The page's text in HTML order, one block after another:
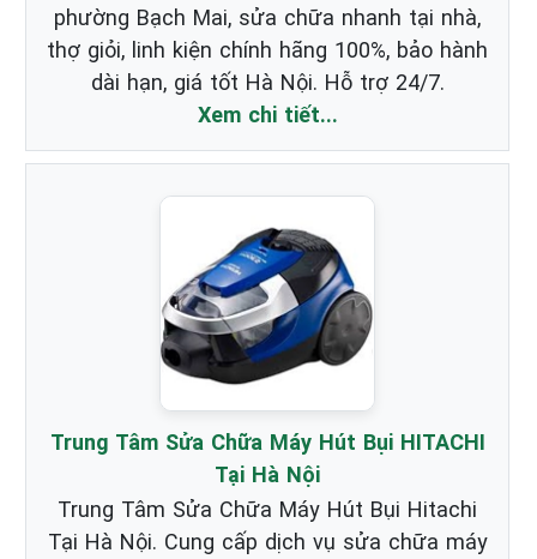
phường Bạch Mai, sửa chữa nhanh tại nhà,
thợ giỏi, linh kiện chính hãng 100%, bảo hành
dài hạn, giá tốt Hà Nội. Hỗ trợ 24/7.
Xem chi tiết...
Trung Tâm Sửa Chữa Máy Hút Bụi HITACHI
Tại Hà Nội
Trung Tâm Sửa Chữa Máy Hút Bụi Hitachi
Tại Hà Nội. Cung cấp dịch vụ sửa chữa máy